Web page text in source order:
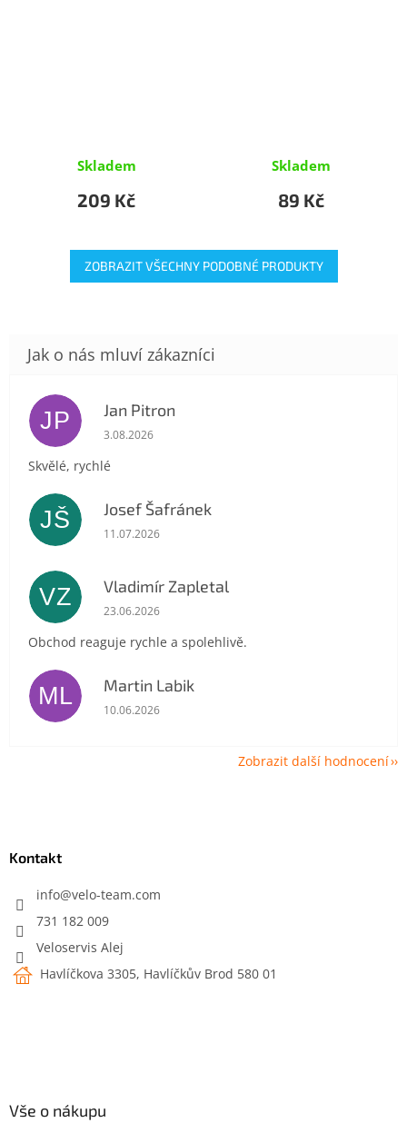
Skladem
209 Kč
Skladem
89 Kč
ZOBRAZIT VŠECHNY PODOBNÉ PRODUKTY
JP Jan Pitron
Hodnocení obchodu je 5 z 5 hvězdiček.
3.08.2026
Skvělé, rychlé
JŠ Josef Šafránek
Hodnocení obchodu je 5 z 5 hvězdiček.
11.07.2026
VZ Vladimír Zapletal
Hodnocení obchodu je 5 z 5 hvězdiček.
23.06.2026
Obchod reaguje rychle a spolehlivě.
ML Martin Labik
Hodnocení obchodu je 5 z 5 hvězdiček.
10.06.2026
Zobrazit další hodnocení
Kontakt
info@velo-team.com
731 182 009
Veloservis Alej
Havlíčkova 3305, Havlíčkův Brod 580 01
Vše o nákupu